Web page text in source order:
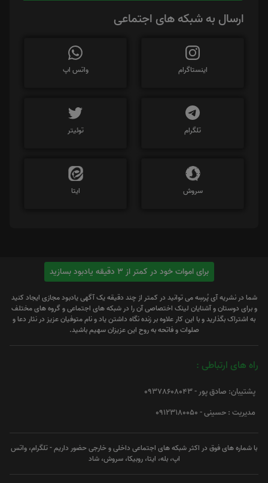
ارسال به شبکه های اجتماعی
اینستاگرام واتس اپ
تلگرام توئیتر
سروش ایتا
برای اموات خود در کمتر از 3 دقیقه یادبود بسازید
شما در نشریه آی پُرسِه می توانید در کمتر از چند دقیقه یک آگهی یادبود مجازی ایجاد کنید
و برای دوستان و آشنایان لینک اختصاصی آن را در شبکه های اجتماعی و گروه های مختلف
به اشتراک بگذارید و با این کار علاوه بر زنده نگاه داشتن یاد و نام متوفیان عزیز در نثار دعا و
صلوات و فاتحه به روح این عزیزان سهیم باشید.
راه های ارتباطی :
پشتیبان: صادق پور - 09378608043
مدیریت : حسینی - 09123180050
با شماره های فوق در اکثر شبکه های اجتماعی داخلی و خارجی حضور داریم - تلگرام، واتس
اپ، بله، ایتا، روبیکا، سروش، شاد